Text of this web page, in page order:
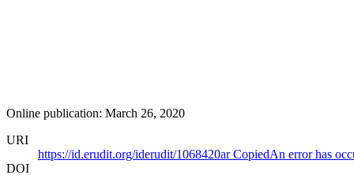
Online publication: March 26, 2020
URI
https://id.erudit.org/iderudit/1068420arCopiedAn error has
DOI